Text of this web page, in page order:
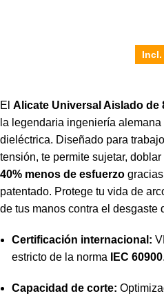
Incl.
ElAlicate Universal Aislado de
la legendaria ingeniería
dieléctrica. Diseñado para
tensión, te permite sujetar,
40% menos de esfuerzo
patentado. Protege tu vida de
de tus manos contra el desgaste
Certificación internacional:
estricto de la norma
IEC 60900.
Capacidad de corte: